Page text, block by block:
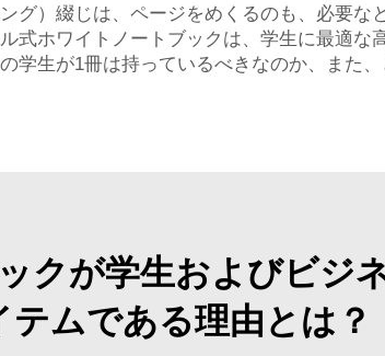
グ）綴じは、ページをめくるのも、必要
式ホワイトノートブックは、学生に最適な
学生が1冊は持っているべきなのか、また
クが学生およびビジ
テムである理由とは？